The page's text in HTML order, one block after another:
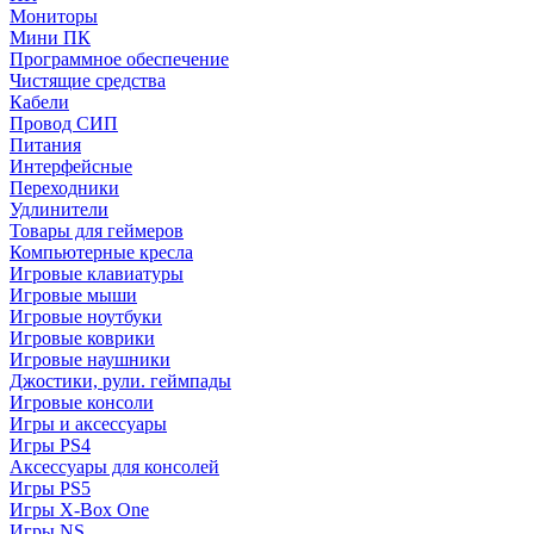
Мониторы
Мини ПК
Программное обеспечение
Чистящие средства
Кабели
Провод СИП
Питания
Интерфейсные
Переходники
Удлинители
Товары для геймеров
Компьютерные кресла
Игровые клавиатуры
Игровые мыши
Игровые ноутбуки
Игровые коврики
Игровые наушники
Джостики, рули. геймпады
Игровые консоли
Игры и аксессуары
Игры PS4
Аксессуары для консолей
Игры PS5
Игры X-Box One